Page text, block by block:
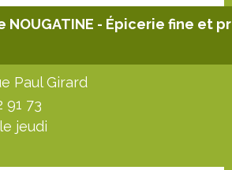
NOUGATINE - Épicerie fine et
Paul Girard
91 73
jeudi